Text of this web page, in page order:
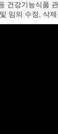
건강기능식품
임의 수정, 삭